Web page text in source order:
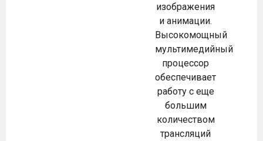
изображения
и анимации.
Высокомощный
мультимедийный
процессор
обеспечивает
работу с еще
большим
количеством
трансляций